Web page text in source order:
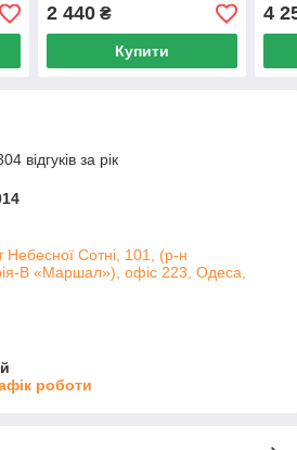
№5
2 440₴
Купити
№9
4
відгуків за рік
Сотні, 101, (р-н
В «Маршал»), офіс 223, Одеса,
роботи